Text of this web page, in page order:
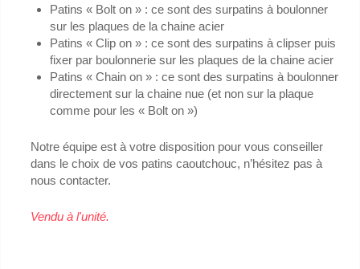
Patins « Bolt on » : ce sont des surpatins à boulonner
sur les plaques de la chaine acier
Patins « Clip on » : ce sont des surpatins à clipser puis
fixer par boulonnerie sur les plaques de la chaine acier
Patins « Chain on » : ce sont des surpatins à boulonner
directement sur la chaine nue (et non sur la plaque
comme pour les « Bolt on »)
Notre équipe est à votre disposition pour vous conseiller
dans le choix de vos patins caoutchouc, n’hésitez pas à
nous contacter.
Vendu à l'unité.